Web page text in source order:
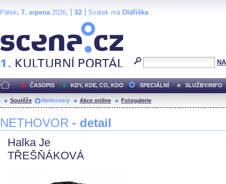
Pátek, 7. srpena2026, | 32 Svátek má Oldřiška
ČASOPIS KDY, KDE, CO, KDO SPECIÁLNÍ SLUŽBY/INFO
Soutěže Nethovory Akce online Fotogalerie
NETHOVOR - detail
Halka Je
TŘEŠŇÁKOVÁ